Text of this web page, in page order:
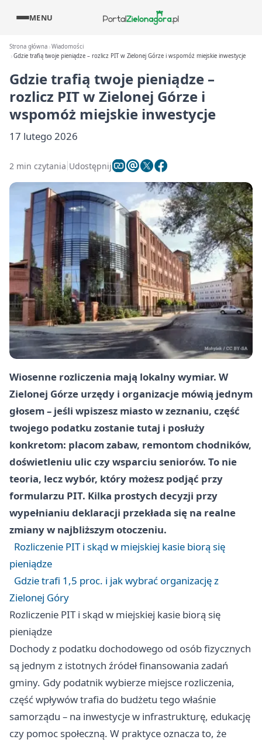
MENU
Strona główna Wiadomości
Gdzie trafią twoje pieniądze – rozlicz PIT w Zielonej Górze i wspomóż miejskie inwestycje
Gdzie trafią twoje pieniądze –
rozlicz PIT w Zielonej Górze i
wspomóż miejskie inwestycje
17 lutego 2026
2 min czytania Udostępnij
Wiosenne rozliczenia mają lokalny wymiar. W
Zielonej Górze urzędy i organizacje mówią jednym
głosem – jeśli wpiszesz miasto w zeznaniu, część
twojego podatku zostanie tutaj i posłuży
konkretom: placom zabaw, remontom chodników,
doświetleniu ulic czy wsparciu seniorów. To nie
teoria, lecz wybór, który możesz podjąć przy
formularzu PIT. Kilka prostych decyzji przy
wypełnianiu deklaracji przekłada się na realne
zmiany w najbliższym otoczeniu.
Rozliczenie PIT i skąd w miejskiej kasie biorą się
pieniądze
Gdzie trafi 1,5 proc. i jak wybrać organizację z
Zielonej Góry
Rozliczenie PIT i skąd w miejskiej kasie biorą się
pieniądze
Dochody z podatku dochodowego od osób fizycznych
są jednym z istotnych źródeł finansowania zadań
gminy. Gdy podatnik wybierze miejsce rozliczenia,
część wpływów trafia do budżetu tego właśnie
samorządu – na inwestycje w infrastrukturę, edukację
czy pomoc społeczną. W praktyce oznacza to, że